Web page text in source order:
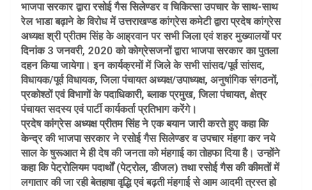
भाजपा सरकार द्वारा रसोई गैस सिलेण्डर व चिकित्सा उपचार के साथ-साथ
रेल भाडा बढ़ाने के विरोध में उत्तराखण्ड कांग्रेस कमेटी द्वारा प्रदेष कांग्रेस
अध्यक्ष श्री प्रीतम सिंह के आह्रवान पर सभी जिला एवं शहर मुख्यालयों पर
दिनांक 3 जनवरी, 2020 को कोग्रेसजनों द्वारा भाजपा सरकार का पुतला
दहन किया जायेगा। इन कार्यक्रमों में जिले के सभी सांसद/पूर्व सांसद,
विधायक/पूर्व विधायक, जिला पंचायत अध्यक्ष/उपाध्यक्ष, अनुषांगिक संगठनों,
प्रकोश्ठों एवं विभागों के पदाधिकारी, ब्लाक प्रमुख, जिला पंचायत, क्षेत्र
पंचायत सदस्य एवं पार्टी कार्यकर्ता प्रतिभाग करेंगे।
प्रदेष कांग्रेस अध्यक्ष प्रीतम सिंह ने एक बयान जारी करते हुए कहा कि
केन्द्र की भाजपा सरकार ने रसोई गैस सिलेण्डर व उपचार मंहगा कर नये
साल के षुरूआत मे ही देष की जनता को मंहगाई का तोहफा दिया है। उन्होंने
कहा कि पेट्रोलियम पदार्थों (पेट्रोल, डीजल) तथा रसोई गैस की कीमतों में
लगातार की जा रही बेतहाषा वृद्धि एवं बढ़ती मंहगाई से आम आदमी त्रस्त हो